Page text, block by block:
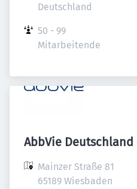
Deutschland
50 - 99
Mitarbeitende
AbbVie Deutschland
Mainzer Straße 81
65189 Wiesbaden